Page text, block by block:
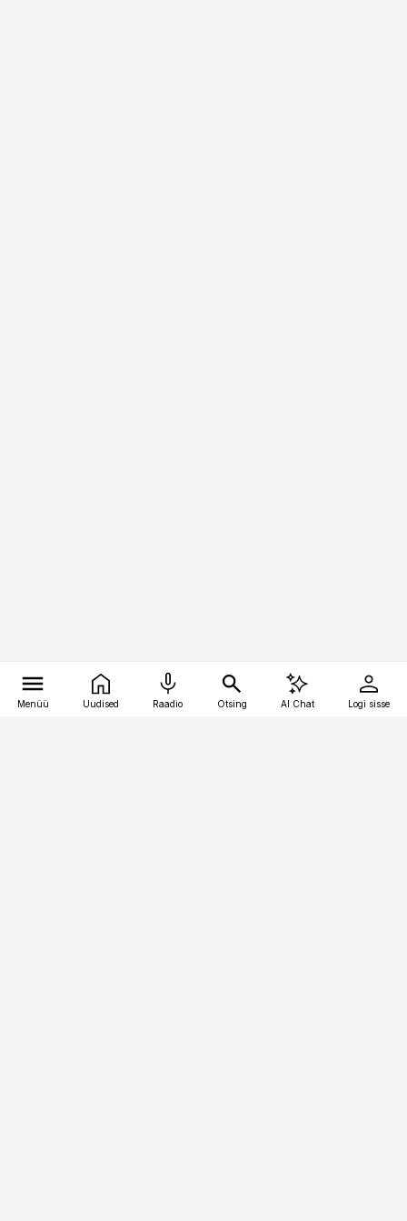
Menüü Uudised Raadio Otsing AI Chat Logi sisse